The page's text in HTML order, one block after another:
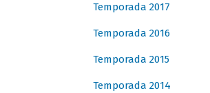
Temporada 2017
Temporada 2016
Temporada 2015
Temporada 2014